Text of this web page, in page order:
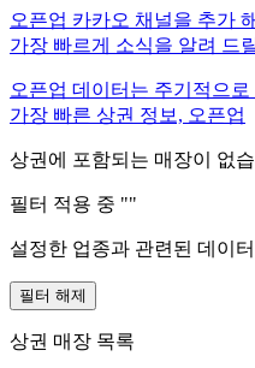
오픈업 카카오 채널을 추가
가장 빠르게 소식을 알려 드
오픈업 데이터는 주기적으
가장 빠른 상권 정보, 오픈업
상권에 포함되는 매장이 없
필터 적용 중 ""
설정한 업종과 관련된 데이
필터 해제
상권 매장 목록